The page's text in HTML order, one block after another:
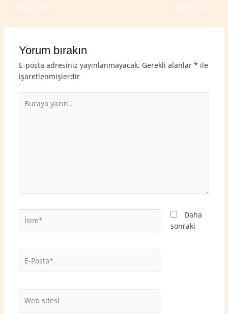
← Önceki Yazı Sonraki Yazı →
Yorum bırakın
E-posta adresiniz yayınlanmayacak. Gerekli alanlar * ile
işaretlenmişlerdir
yazın..
İsim*
Posta*
sitesi
Daha
sonraki